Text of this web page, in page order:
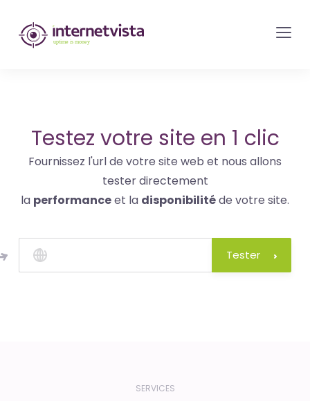
internetvista
monitoring
site
web
et
de
services
internet-
Uptime
is
Testez votre site en 1 clic
Fournissez l'url de votre site web et nous allons
tester directement
la performanceet la disponibilitéde votre site.
Tester
SERVICES